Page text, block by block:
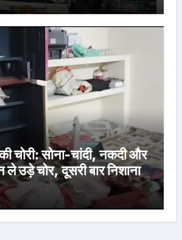
चोरी: सोना-चांदी, नकदी और
ले उड़े चोर, दूसरी बार निशाना